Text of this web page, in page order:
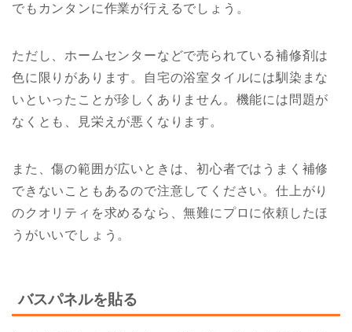
でもカンタンに作業が行えるでしょう。
ただし、ホームセンターなどで売られている補修剤は
色に限りがあります。自宅の浴室タイルには馴染まな
いといったことが珍しくありません。機能には問題が
なくとも、見栄えが悪くなります。
また、傷の範囲が広いときは、初心者ではうまく補修
できないこともあるので注意してください。仕上がり
のクオリティを求めるなら、無難にプロに依頼したほ
うがいいでしょう。
バスパネルを貼る